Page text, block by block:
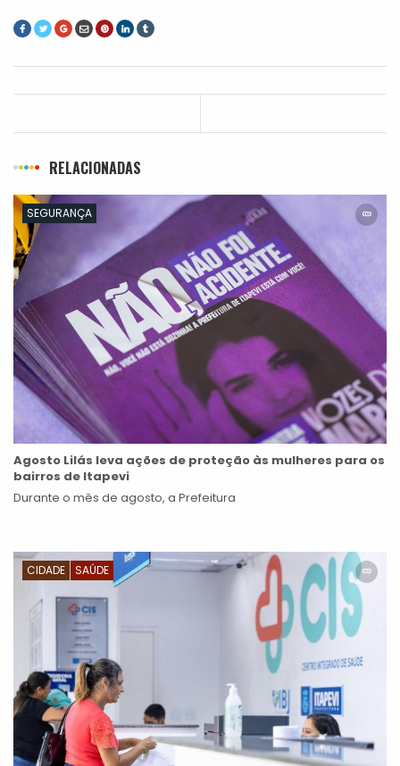
RELACIONADAS
SEGURANÇA
Agosto Lilás leva ações de proteção às mulheres para os
bairros de Itapevi
Durante o mês de agosto, a Prefeitura
CIDADE SAÚDE